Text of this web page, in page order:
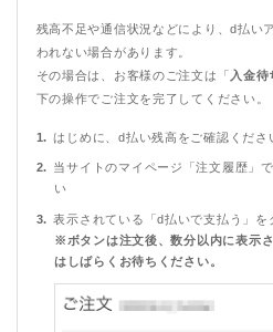
残高不足や通信状況などにより、d払い
われない場合があります。
その場合は、お客様のご注文は「 入金待
下の操作でご注文を完了してください。
はじめに、d払い残高をご確認くださ
当サイトのマイページ「注文履歴」
い
表示されている「d払いで支払う」を
※ボタンは注文後、数分以内に表示
はしばらくお待ちください。